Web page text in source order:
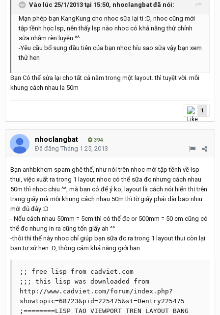
Vào lúc 25/1/2013 tại 15:50, nhoclangbat đã nói:
Mạn phép bạn KangKung cho nhoc sữa lại tí :D, nhoc cũng mới
tập tềnh học lsp, nên thấy lsp nào nhoc có khả năng thử chỉnh
sữa nhằm rèn luyện ^^
-Yêu cầu bổ sung đầu tiên của bạn nhoc hỉu sao sữa vậy bạn xem
thử hen
Bạn Có thể sửa lại cho tất cả nằm trong một layout. thì tuyệt vời. mỗi
khung cách nhau la 50m
1
nhoclangbat 394
Đã đăng Tháng 1 25, 2013
Bạn anhbkhcm spam ghê thế, như nói trên nhoc mới tập tềnh về lsp
thui, việc xuất ra trong 1 layout nhoc có thể sữa đc nhưng cách nhau
50m thì nhoc chịu ^^, mà bạn có để ý ko, layout là cách nói hiển thị trên
trang giấy mà mỗi khung cách nhau 50m thì tờ giấy phải dài bao nhiu
mới đủ đây :D
- Nếu cách nhau 50mm = 5cm thì có thể đc or 500mm = 50 cm cũng có
thể đc nhưng in ra cũng tốn giấy ah ^^
-thôi thì thế này nhoc chỉ giúp bạn sữa đc ra trong 1 layout thui còn lại
bạn tự xử hen :D, thông cảm khả năng giới hạn
;; free lisp from cadviet.com
;;; this lisp was downloaded from
http://www.cadviet.com/forum/index.php?
showtopic=68723&pid=225475&st=0entry225475
;========LISP TAO VIEWPORT TREN LAYOUT BANG